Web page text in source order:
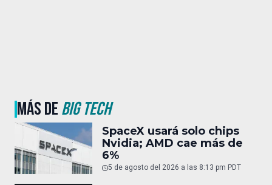
MÁS DEBIG TECH
SpaceX usará solo chips
Nvidia; AMD cae más de
6%
5 de agosto del 2026 a las 8:13 pm PDT